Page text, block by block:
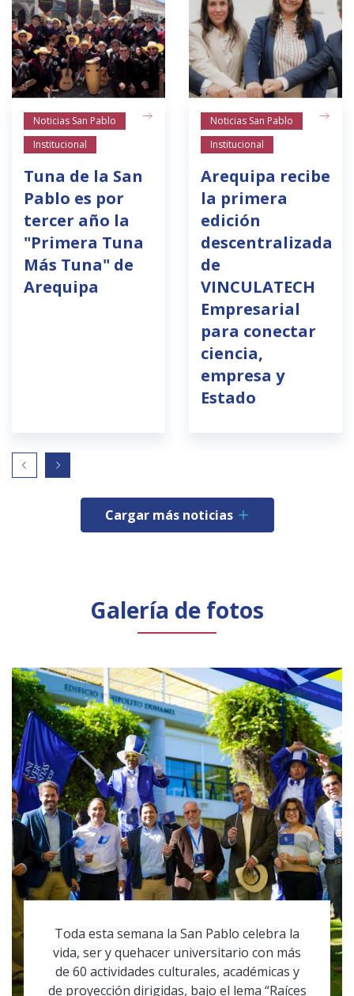
Noticias San Pablo
Institucional
Tuna de la San
Pablo es por
tercer año la
"Primera Tuna
Más Tuna" de
Arequipa
Noticias San Pablo
Institucional
Arequipa recibe
la primera
edición
descentralizada
de
VINCULATECH
Empresarial
para conectar
ciencia,
empresa y
Estado
Cargar más noticias
Galería de fotos
Toda esta semana la San Pablo celebra la
vida, ser y quehacer universitario con más
de 60 actividades culturales, académicas y
de proyección dirigidas, bajo el lema “Raíces